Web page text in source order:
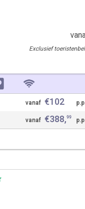
Exclusief
vanaf €102
vanaf €388,99